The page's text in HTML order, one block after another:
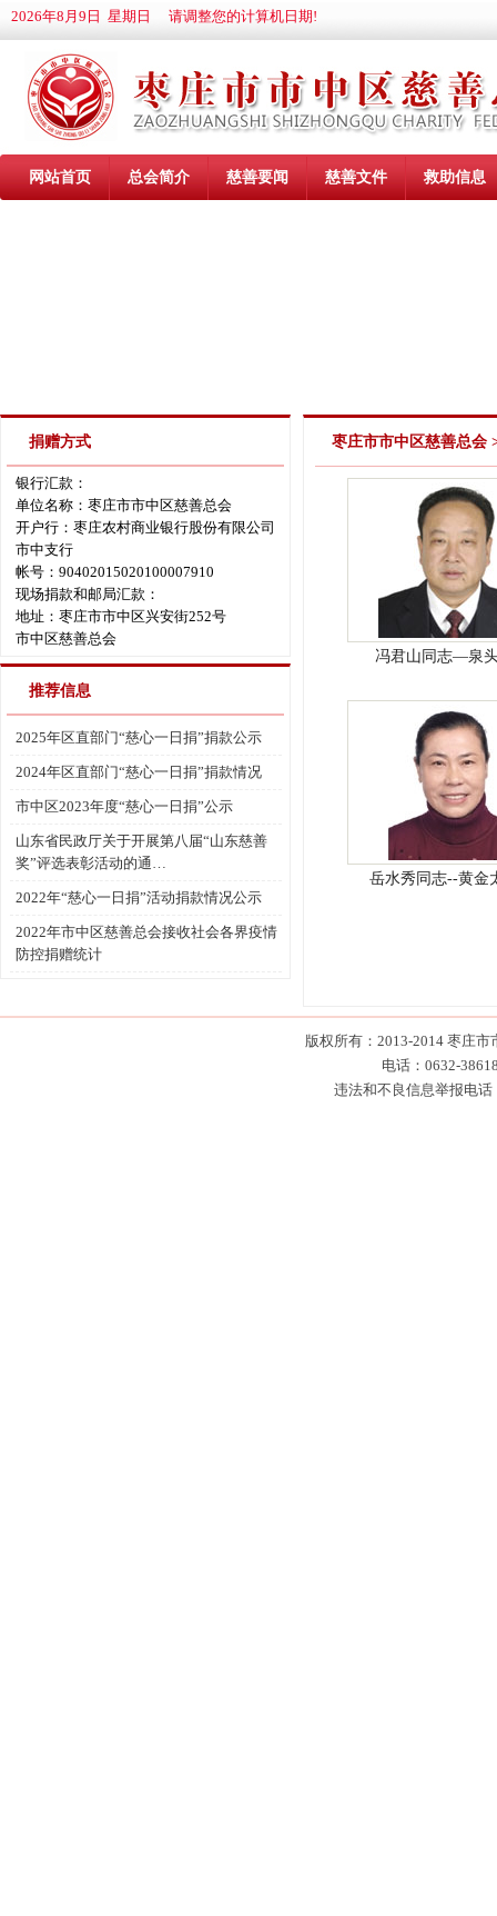
2026年8月9日 星期日 请调整您的计算机日期!
网站首页 总会简介 慈善要闻 慈善文件 救助信息
捐赠方式
银行汇款：
单位名称：枣庄市市中区慈善总会
开户行：枣庄农村商业银行股份有限公司
市中支行
帐号：90402015020100007910
现场捐款和邮局汇款：
地址：枣庄市市中区兴安街252号
市中区慈善总会
推荐信息
2025年区直部门“慈心一日捐”捐款公示
2024年区直部门“慈心一日捐”捐款情况
市中区2023年度“慈心一日捐”公示
山东省民政厅关于开展第八届“山东慈善
奖”评选表彰活动的通…
2022年“慈心一日捐”活动捐款情况公示
2022年市中区慈善总会接收社会各界疫情
防控捐赠统计
枣庄市市中区慈善总会
冯君山同志—泉
岳水秀同志--黄金
版权所有：2013-2014 枣庄
电话：0632-
违法和不良信息举报电话